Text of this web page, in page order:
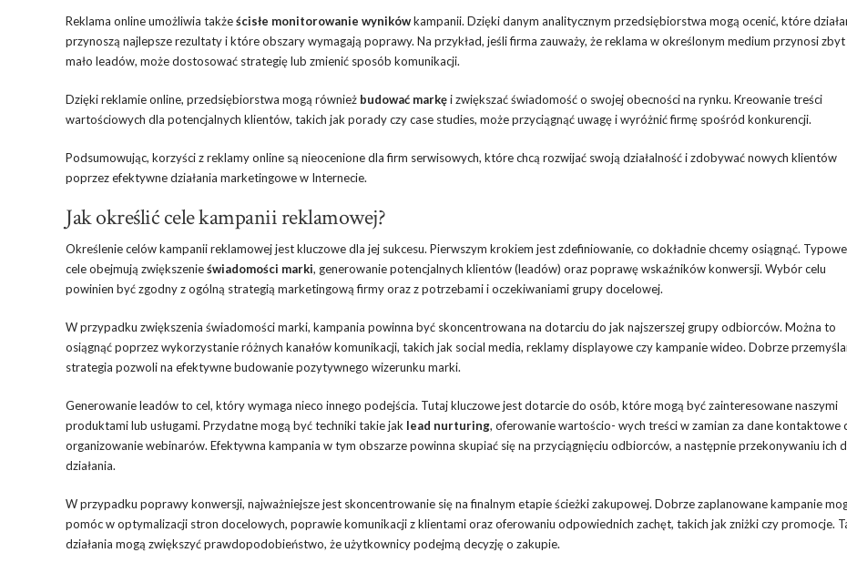
Reklama online umożliwia takżeścisłe monitorowanie wynikówkampanii. Dzięki danym analitycznym przedsiębiorstwa mogą ocenić, które
przynoszą najlepsze rezultaty i które obszary wymagają poprawy. Na przykład, jeśli firma zauważy, że reklama w określonym medium przynosi zbyt
mało leadów, może dostosować strategię lub zmienić sposób komunikacji.
Dzięki reklamie online, przedsiębiorstwa mogą również budować markęi zwiększać świadomość o swojej obecności na rynku. Kreowanie treści
wartościowych dla potencjalnych klientów, takich jak porady czy case studies, może przyciągnąć uwagę i wyróżnić firmę spośród konkurencji.
Podsumowując, korzyści z reklamy online są nieocenione dla firm serwisowych, które chcą rozwijać swoją działalność i zdobywać nowych klientów
poprzez efektywne działania marketingowe w Internecie.
Jak określić cele kampanii reklamowej?
Określenie celów kampanii reklamowej jest kluczowe dla jej sukcesu. Pierwszym krokiem jest zdefiniowanie, co dokładnie chcemy osiągnąć. Typowe
cele obejmują zwiększenieświadomości marki, generowanie potencjalnych klientów (leadów) oraz poprawę wskaźników konwersji. Wybór celu
powinien być zgodny z ogólną strategią marketingową firmy oraz z potrzebami i oczekiwaniami grupy docelowej.
W przypadku zwiększenia świadomości marki, kampania powinna być skoncentrowana na dotarciu do jak najszerszej grupy odbiorców. Można to
osiągnąć poprzez wykorzystanie różnych kanałów komunikacji, takich jak social media, reklamy displayowe czy kampanie wideo. Dobrze
strategia pozwoli na efektywne budowanie pozytywnego wizerunku marki.
Generowanie leadów to cel, który wymaga nieco innego podejścia. Tutaj kluczowe jest dotarcie do osób, które mogą być zainteresowane naszymi
produktami lub usługami. Przydatne mogą być techniki takie jak lead nurturing, oferowanie wartościo- wych treści w zamian za dane kontaktowe
organizowanie webinarów. Efektywna kampania w tym obszarze powinna skupiać się na przyciągnięciu odbiorców, a następnie przekonywaniu ich
działania.
W przypadku poprawy konwersji, najważniejsze jest skoncentrowanie się na finalnym etapie ścieżki zakupowej. Dobrze zaplanowane kampanie
pomóc w optymalizacji stron docelowych, poprawie komunikacji z klientami oraz oferowaniu odpowiednich zachęt, takich jak zniżki czy promocje.
działania mogą zwiększyć prawdopodobieństwo, że użytkownicy podejmą decyzję o zakupie.